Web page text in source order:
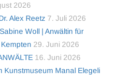
2026
Alex Reetz 7. Juli 2026
Woll | Anwältin für
29. Juni 2026
16. Juni 2026
Kunstmuseum Manal Elegeli